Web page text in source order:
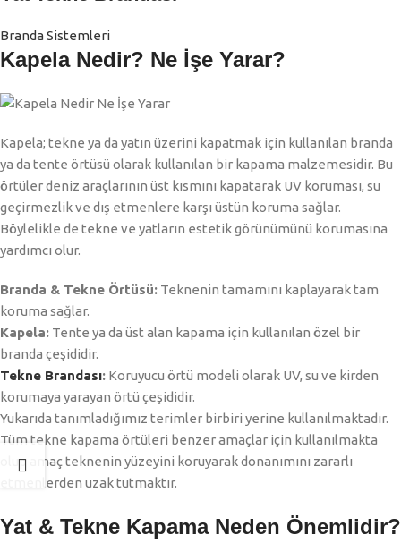
Branda Sistemleri
Kapela Nedir? Ne İşe Yarar?
Kapela; tekne ya da yatın üzerini kapatmak için kullanılan branda
ya da tente örtüsü olarak kullanılan bir kapama malzemesidir. Bu
örtüler deniz araçlarının üst kısmını kapatarak UV koruması, su
geçirmezlik ve dış etmenlere karşı üstün koruma sağlar.
Böylelikle de tekne ve yatların estetik görünümünü korumasına
yardımcı olur.
Branda & Tekne Örtüsü: Teknenin tamamını kaplayarak tam
koruma sağlar.
Kapela: Tente ya da üst alan kapama için kullanılan özel bir
branda çeşididir.
Tekne Brandası: Koruyucu örtü modeli olarak UV, su ve kirden
korumaya yarayan örtü çeşididir.
Yukarıda tanımladığımız terimler birbiri yerine kullanılmaktadır.
Tüm tekne kapama örtüleri benzer amaçlar için kullanılmakta
olup amaç teknenin yüzeyini koruyarak donanımını zararlı
etmenlerden uzak tutmaktır.
Yat & Tekne Kapama Neden Önemlidir?